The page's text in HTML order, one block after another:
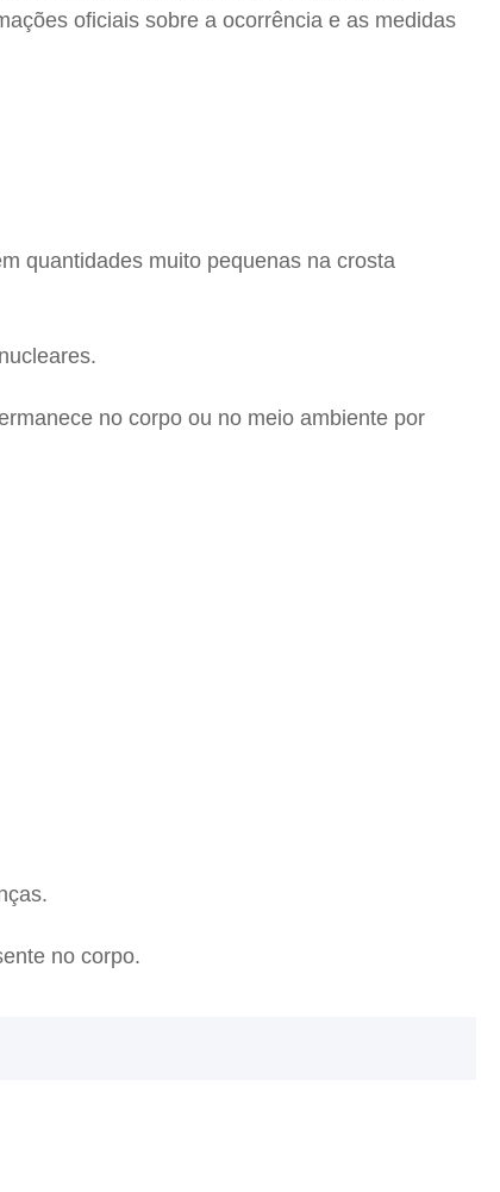
oficiais sobre a ocorrência e as medidas
quantidades muito pequenas na crosta
no corpo ou no meio ambiente por
no corpo.